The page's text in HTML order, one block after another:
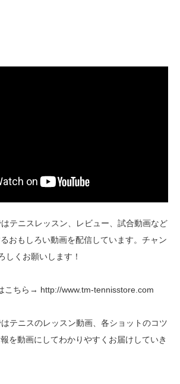
テニスレッスン、レビュー、試合動画など
おもしろい動画を配信しています。チャン
しくお願いします！
こちら→ http://www.tm-tennisstore.com
テニスのレッスン動画、各ショットのコツ
を動画にしてわかりやすくお届けしていき